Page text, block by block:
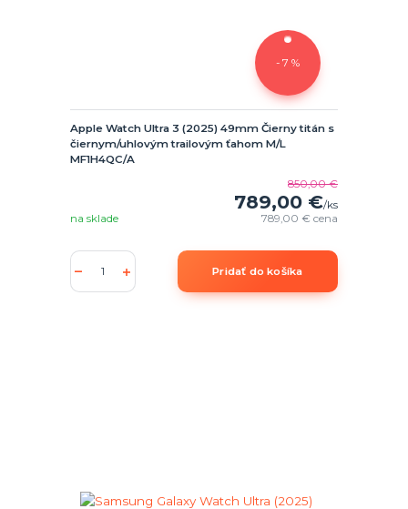
- 7 %
Apple Watch Ultra 3 (2025) 49mm Čierny titán s
čiernym/uhlovým trailovým ťahom M/L
MF1H4QC/A
850,00 €
789,00 €/ks
789,00 €cena
na sklade
Pridať do košíka